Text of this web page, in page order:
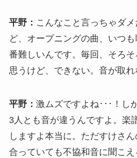
平野： こんなこと言っちゃダ
ど、オープニングの曲、いつ
番難しいんです。毎回、そろ
思うけど、できない。音が取れ
平野： 激ムズですよね･･･！し
3人とも音が違うんですよ。楽
しますよ本当に。ただすけさ
合っていても不協和音に聞こ